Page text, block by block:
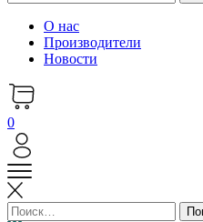
О нас
Производители
Новости
0
Найти: